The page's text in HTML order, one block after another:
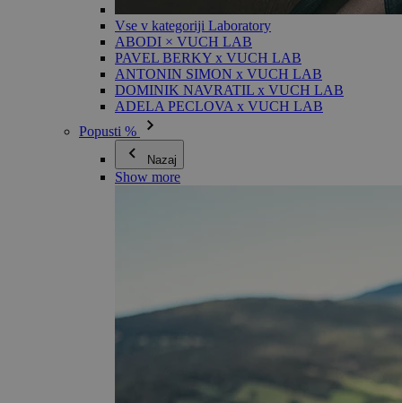
Vse v kategoriji Laboratory
ABODI × VUCH LAB
PAVEL BERKY x VUCH LAB
ANTONIN SIMON x VUCH LAB
DOMINIK NAVRATIL x VUCH LAB
ADELA PECLOVA x VUCH LAB
Popusti %
Nazaj
Show more